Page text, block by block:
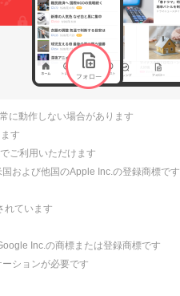
に動作しない場合があります
す
ご利用いただけます
および他国のApple Inc.の登録商標です
れています
Inc.の商標または登録商標です
ションが必要です